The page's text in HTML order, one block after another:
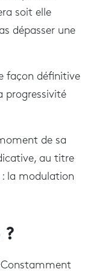
soit elle
dépasser une
façon définitive
progressivité
de sa
au titre
: la modulation
?